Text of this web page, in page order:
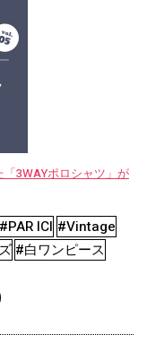
「3WAYポロシャツ」が
#PAR ICI #Vintage
#白ワンピース